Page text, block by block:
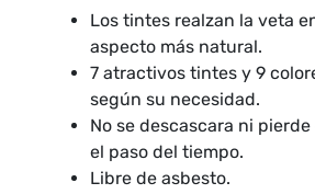
Los tintes realzan la veta
aspecto más natural.
7 atractivos tintes y 9
según su necesidad.
No se descascara ni
el paso del tiempo.
Libre de asbesto.